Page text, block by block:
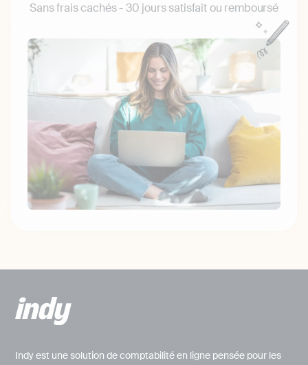
Sans frais cachés - 30 jours satisfait ou remboursé
Indy est une solution de comptabilité en ligne pensée pour les